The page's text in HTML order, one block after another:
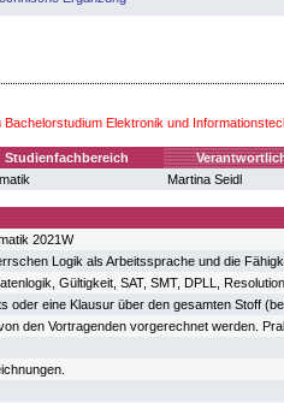
Elektronik und
Studienfachbereich
Martina Seidl
2021W
Logik als Arbeitssprache und die
Gültigkeit, SAT, SMT, DPLL,
oder eine Klausur über den gesamten Stoff
den Vortragenden vorgerechnet werden.